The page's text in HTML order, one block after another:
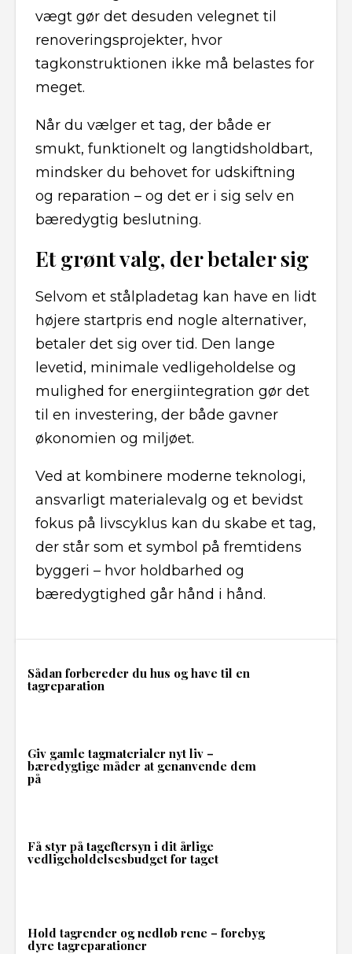
vægt gør det desuden velegnet til
renoveringsprojekter, hvor
tagkonstruktionen ikke må belastes for
meget.
Når du vælger et tag, der både er
smukt, funktionelt og langtidsholdbart,
mindsker du behovet for udskiftning
og reparation – og det er i sig selv en
bæredygtig beslutning.
Et grønt valg, der betaler sig
Selvom et stålpladetag kan have en lidt
højere startpris end nogle alternativer,
betaler det sig over tid. Den lange
levetid, minimale vedligeholdelse og
mulighed for energiintegration gør det
til en investering, der både gavner
økonomien og miljøet.
Ved at kombinere moderne teknologi,
ansvarligt materialevalg og et bevidst
fokus på livscyklus kan du skabe et tag,
der står som et symbol på fremtidens
byggeri – hvor holdbarhed og
bæredygtighed går hånd i hånd.
Sådan forbereder du hus og have til en
tagreparation
Giv gamle tagmaterialer nyt liv –
bæredygtige måder at genanvende dem
på
Få styr på tageftersyn i dit årlige
vedligeholdelsesbudget for taget
Hold tagrender og nedløb rene – forebyg
dyre tagreparationer